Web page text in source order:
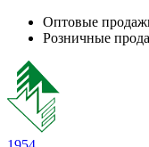
Оптовые
Розничные